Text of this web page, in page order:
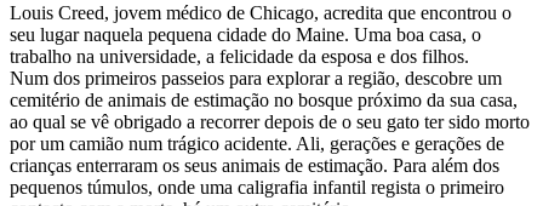
Louis Creed, jovem médico de Chicago, acredita que encontrou o
seu lugar naquela pequena cidade do Maine. Uma boa casa, o
trabalho na universidade, a felicidade da esposa e dos filhos.
Num dos primeiros passeios para explorar a região, descobre um
cemitério de animais de estimação no bosque próximo da sua casa,
ao qual se vê obrigado a recorrer depois de o seu gato ter sido morto
por um camião num trágico acidente. Ali, gerações e gerações de
crianças enterraram os seus animais de estimação. Para além dos
pequenos túmulos, onde uma caligrafia infantil regista o primeiro